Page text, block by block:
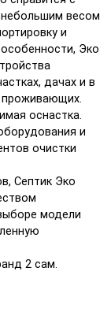
небольшим весом
и
Эко
дачах и в
проживающих.
оснастка.
и
очистки
Септик Эко
модели
2 сам.